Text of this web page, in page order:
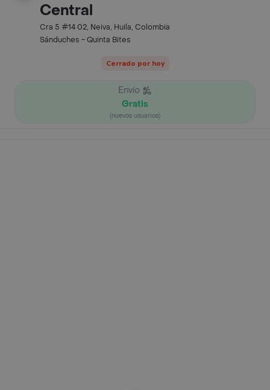
Central
Cra 5 #14 02, Neiva, Huila, Colombia
Sánduches - Quinta Bites
Cerrado por hoy
Envío
Gratis
(nuevos usuarios)